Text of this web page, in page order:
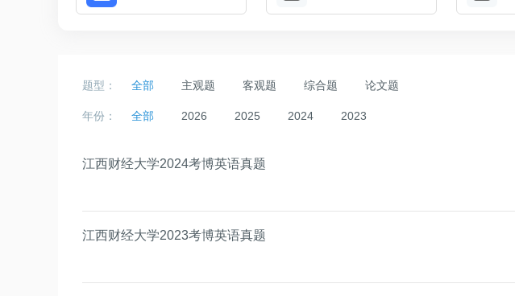
题型： 全部 主观题 客观题 综合题 论文题
年份： 全部 2026 2025 2024 2023
江西财经大学2024考博英语真题
江西财经大学2023考博英语真题